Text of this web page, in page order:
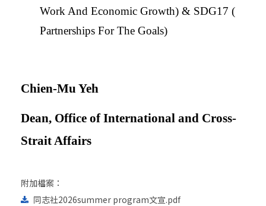
Work And Economic Growth) & SDG17 (
Partnerships For The Goals)
Chien-Mu Yeh
Dean, Office of International and Cross-
Strait Affairs
附加檔案：
同志社2026summer program文宣.pdf